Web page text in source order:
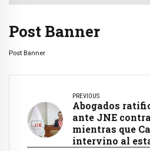
Post Banner
Post Banner
PREVIOUS
Abogados
ante JNE
mientras que
intervino al